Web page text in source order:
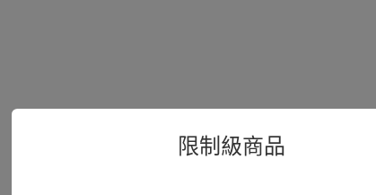
限制級商品